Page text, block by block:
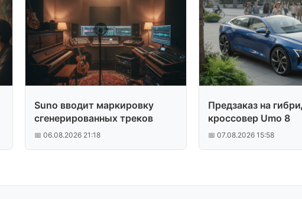
Suno вводит маркировку
сгенерированных треков
📅 06.08.2026 21:18
Предзаказ на
кроссовер Umo 8
📅 07.08.2026 15:58